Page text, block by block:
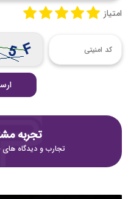
امتیاز
تجربه
تجارب و دیدگاه های